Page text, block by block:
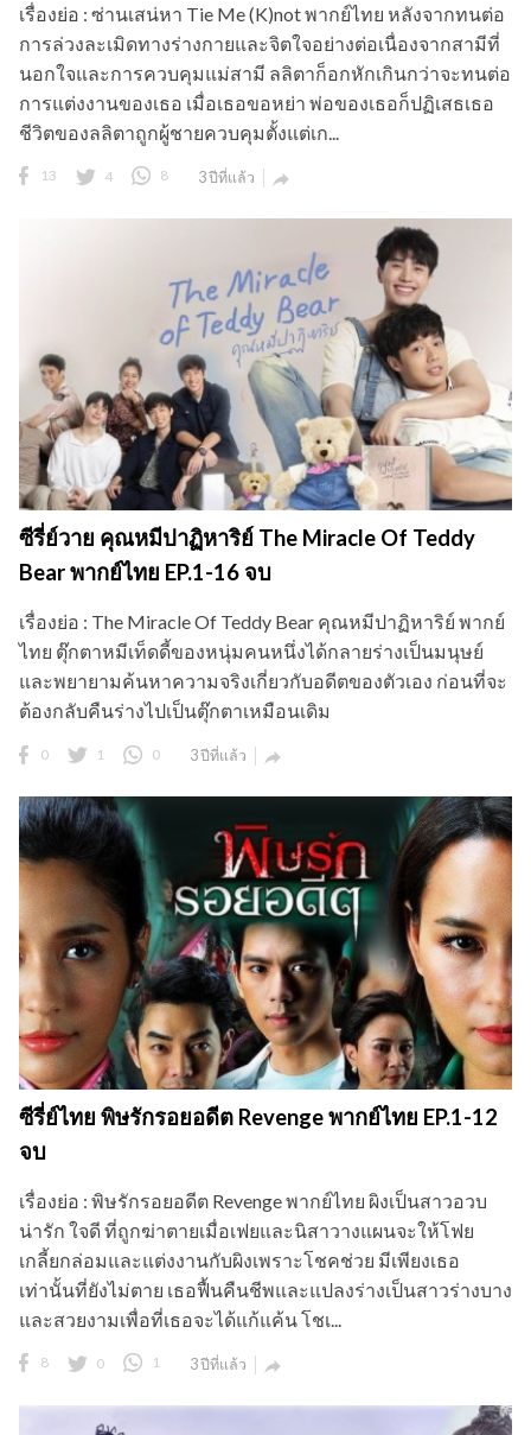
เรื่องย่อ : ซ่านเสน่หา Tie Me (K)not พากย์ไทย หลังจากทนต่อ
การล่วงละเมิดทางร่างกายและจิตใจอย่างต่อเนื่องจากสามีที่
นอกใจและการควบคุมแม่สามี ลลิตาก็อกหักเกินกว่าจะทนต่อ
การแต่งงานของเธอ เมื่อเธอขอหย่า พ่อของเธอก็ปฏิเสธเธอ
ชีวิตของลลิตาถูกผู้ชายควบคุมตั้งแต่เก...
13 4 8 3 ปีที่แล้ว 
ซีรี่ย์วาย คุณหมีปาฏิหาริย์ The Miracle Of Teddy
Bear พากย์ไทย EP.1-16 จบ
เรื่องย่อ : The Miracle Of Teddy Bear คุณหมีปาฏิหาริย์ พากย์
ไทย ตุ๊กตาหมีเท็ดดี้ของหนุ่มคนหนึ่งได้กลายร่างเป็นมนุษย์
และพยายามค้นหาความจริงเกี่ยวกับอดีตของตัวเอง ก่อนที่จะ
ต้องกลับคืนร่างไปเป็นตุ๊กตาเหมือนเดิม
0 1 0 3 ปีที่แล้ว 
ซีรี่ย์ไทย พิษรักรอยอดีต Revenge พากย์ไทย EP.1-12
จบ
เรื่องย่อ : พิษรักรอยอดีต Revenge พากย์ไทย ผิงเป็นสาวอวบ
น่ารัก ใจดี ที่ถูกฆ่าตายเมื่อเฟยและนิสาวางแผนจะให้โฟย
เกลี้ยกล่อมและแต่งงานกับผิงเพราะโชคช่วย มีเพียงเธอ
เท่านั้นที่ยังไม่ตาย เธอฟื้นคืนชีพและแปลงร่างเป็นสาวร่างบาง
และสวยงามเพื่อที่เธอจะได้แก้แค้น โชเ...
8 0 1 3 ปีที่แล้ว 